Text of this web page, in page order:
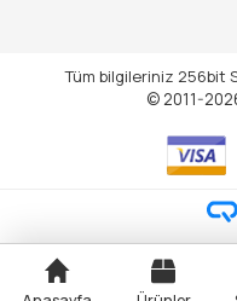
Tüm bilgileriniz 256bit
© 2011-